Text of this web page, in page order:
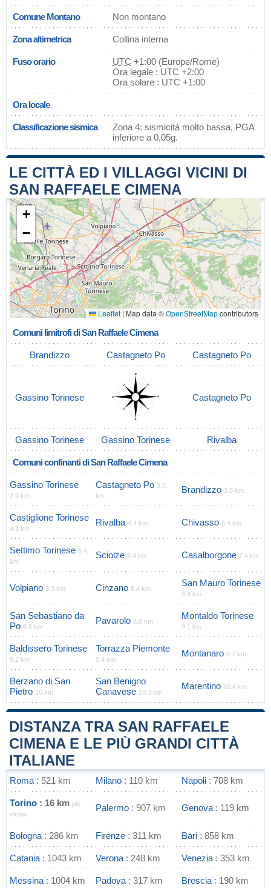
Comune Montano Non montano
Zona altimetrica Collina interna
Fuso orario UTC +1:00 (Europe/Rome)
Ora legale : UTC +2:00
Ora solare : UTC +1:00
Ora locale
Classificazione sismica
Zona 4: sismicità molto bassa, PGA
inferiore a 0,05g.
LE CITTÀ ED I VILLAGGI VICINI DI
SAN RAFFAELE CIMENA
+
−
Leaflet | Map data ©OpenStreetMapcontributors
Comuni limitrofi di San Raffaele Cimena
Brandizzo Castagneto Po Castagneto Po
Gassino Torinese Castagneto Po
Gassino Torinese Gassino Torinese Rivalba
Comuni confinanti di San Raffaele Cimena
Gassino Torinese
2.9 km
Castagneto Po 3.5
km
Brandizzo 3.5 km
Castiglione Torinese
4.1 km
Rivalba 4.4 km Chivasso 5.4 km
Settimo Torinese 6.4
km
Sciolze 6.4 km Casalborgone 7.4 km
Volpiano 8.3 km Cinzano 8.4 km
San Mauro Torinese
8.4 km
San Sebastiano da
Po 8.8 km
Pavarolo 8.8 km
Montaldo Torinese
9.1 km
Baldissero Torinese
9.2 km
Torrazza Piemonte
9.4 km
Montanaro 9.7 km
Berzano di San
Pietro 10 km
San Benigno
Canavese 10.3 km
Marentino 10.4 km
DISTANZA TRA SAN RAFFAELE
CIMENA E LE PIÙ GRANDI CITTÀ
ITALIANE
Roma : 521 km Milano : 110 km Napoli : 708 km
Torino : 16 km più
vicina
Palermo : 907 km Genova : 119 km
Bologna : 286 km Firenze : 311 km Bari : 858 km
Catania : 1043 km Verona : 248 km Venezia : 353 km
Messina : 1004 km Padova : 317 km Brescia : 190 km